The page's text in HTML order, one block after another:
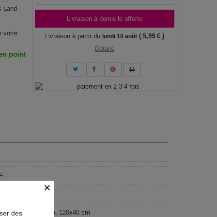
Land
votre
point
Livraison à domicile offerte
Livraison à partir du lundi 10 août ( 5,99 € )
Détails
cm, 135x45 cm, 120x40 cm
×
des